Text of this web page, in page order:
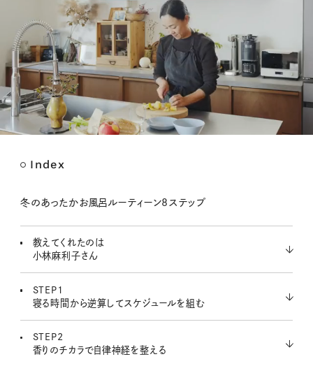
Index
冬のあったかお風呂ルーティーン8ステップ
教えてくれたのは
小林麻利子さん
STEP1
寝る時間から逆算してスケジュールを組む
STEP2
香りのチカラで自律神経を整える